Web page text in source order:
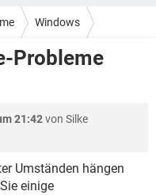
Windows
Probleme
21:42von Silke
Umständen hängen
einige